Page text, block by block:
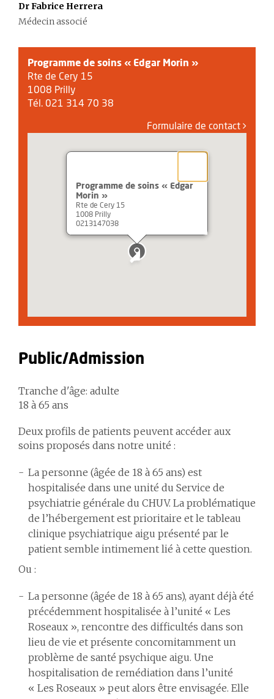
Dr Fabrice Herrera
Médecin associé
Programme de soins « Edgar Morin »
Rte de Cery 15
1008 Prilly
Tél. 021 314 70 38
Formulaire de contact
Programme de soins « Edgar
Morin »
Rte de Cery 15
1008 Prilly
0213147038
Public/Admission
Tranche d'âge: adulte
18 à 65 ans
Deux profils de patients peuvent accéder aux
soins proposés dans notre unité :
La personne (âgée de 18 à 65 ans) est
hospitalisée dans une unité du Service de
psychiatrie générale du CHUV. La problématique
de l’hébergement est prioritaire et le tableau
clinique psychiatrique aigu présenté par le
patient semble intimement lié à cette question.
Ou :
La personne (âgée de 18 à 65 ans), ayant déjà été
précédemment hospitalisée à l’unité « Les
Roseaux », rencontre des difficultés dans son
lieu de vie et présente concomitamment un
problème de santé psychique aigu. Une
hospitalisation de remédiation dans l’unité
« Les Roseaux » peut alors être envisagée. Elle